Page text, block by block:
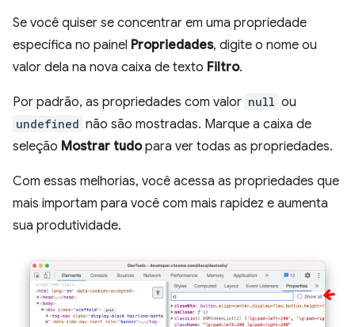
Se você quiser se concentrar em uma propriedade
específica no painel Propriedades, digite o nome ou
valor dela na nova caixa de texto Filtro.
Por padrão, as propriedades com valor null ou
undefined não são mostradas. Marque a caixa de
seleção Mostrar tudopara ver todas as propriedades.
Com essas melhorias, você acessa as propriedades que
mais importam para você com mais rapidez e aumenta
sua produtividade.